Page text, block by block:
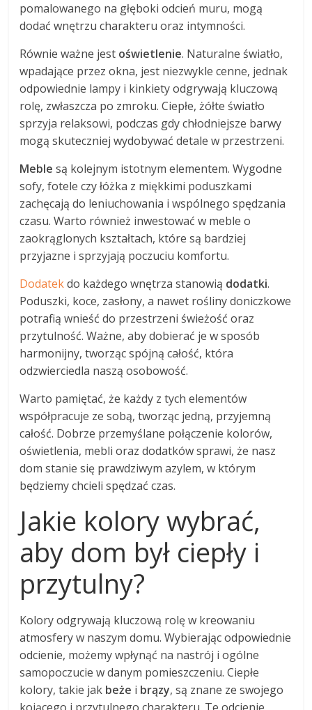
pomalowanego na głęboki odcień muru, mogą
dodać wnętrzu charakteru oraz intymności.
Równie ważne jest oświetlenie. Naturalne światło,
wpadające przez okna, jest niezwykle cenne, jednak
odpowiednie lampy i kinkiety odgrywają kluczową
rolę, zwłaszcza po zmroku. Ciepłe, żółte światło
sprzyja relaksowi, podczas gdy chłodniejsze barwy
mogą skuteczniej wydobywać detale w przestrzeni.
Meble są kolejnym istotnym elementem. Wygodne
sofy, fotele czy łóżka z miękkimi poduszkami
zachęcają do leniuchowania i wspólnego spędzania
czasu. Warto również inwestować w meble o
zaokrąglonych kształtach, które są bardziej
przyjazne i sprzyjają poczuciu komfortu.
Dodatekdo każdego wnętrza stanowią dodatki.
Poduszki, koce, zasłony, a nawet rośliny doniczkowe
potrafią wnieść do przestrzeni świeżość oraz
przytulność. Ważne, aby dobierać je w sposób
harmonijny, tworząc spójną całość, która
odzwierciedla naszą osobowość.
Warto pamiętać, że każdy z tych elementów
współpracuje ze sobą, tworząc jedną, przyjemną
całość. Dobrze przemyślane połączenie kolorów,
oświetlenia, mebli oraz dodatków sprawi, że nasz
dom stanie się prawdziwym azylem, w którym
będziemy chcieli spędzać czas.
Jakie kolory wybrać,
aby dom był ciepły i
przytulny?
Kolory odgrywają kluczową rolę w kreowaniu
atmosfery w naszym domu. Wybierając odpowiednie
odcienie, możemy wpłynąć na nastrój i ogólne
samopoczucie w danym pomieszczeniu. Ciepłe
kolory, takie jak beże i brązy, są znane ze swojego